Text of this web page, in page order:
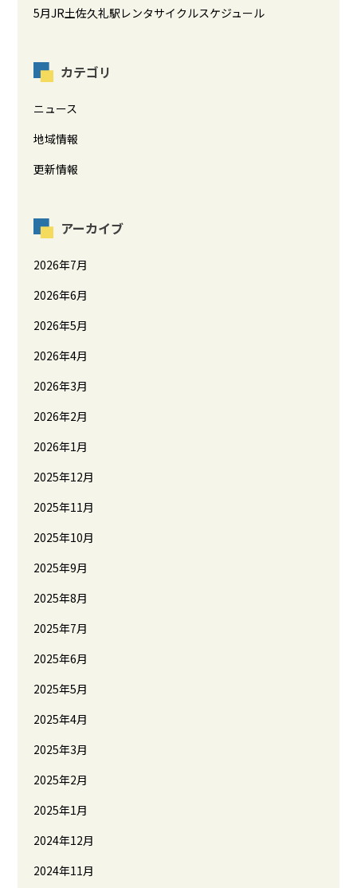
5月JR土佐久礼駅レンタサイクルスケジュール
カテゴリ
ニュース
地域情報
更新情報
アーカイブ
2026年7月
2026年6月
2026年5月
2026年4月
2026年3月
2026年2月
2026年1月
2025年12月
2025年11月
2025年10月
2025年9月
2025年8月
2025年7月
2025年6月
2025年5月
2025年4月
2025年3月
2025年2月
2025年1月
2024年12月
2024年11月